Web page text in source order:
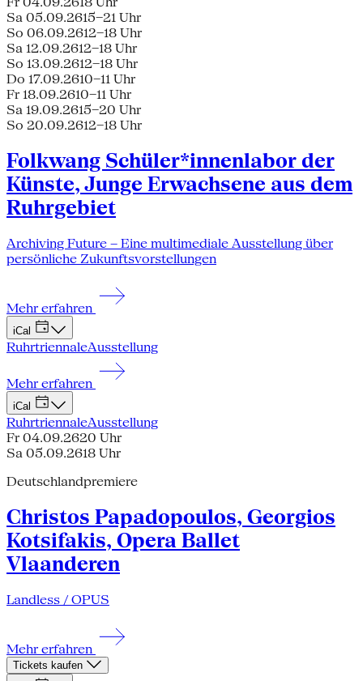
Sa 05.09.2615–21 Uhr
So 06.09.2612–18 Uhr
Sa 12.09.2612–18 Uhr
So 13.09.2612–18 Uhr
Do 17.09.2610–11 Uhr
Fr 18.09.2610–11 Uhr
Sa 19.09.2615–20 Uhr
So 20.09.2612–18 Uhr
Folkwang Schüler*innenlabor der
Künste, Junge Erwachsene aus dem
Ruhrgebiet
Archiving Future – Eine multimediale Ausstellung über
persönliche Zukunftsvorstellungen
Mehr erfahren
iCal
RuhrtriennaleAusstellung
Mehr erfahren
iCal
RuhrtriennaleAusstellung
Fr 04.09.2620 Uhr
Sa 05.09.2618 Uhr
Deutschlandpremiere
Christos Papadopoulos, Georgios
Kotsifakis, Opera Ballet
Vlaanderen
Landless / OPUS
Mehr erfahren
Tickets kaufen